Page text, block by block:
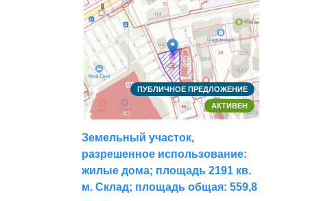
ПУБЛИЧНОЕ ПРЕДЛОЖЕНИЕ
АКТИВЕН
Земельный участок,
разрешенное использование:
жилые дома; площадь 2191 кв.
м. Склад; площадь общая: 559,8